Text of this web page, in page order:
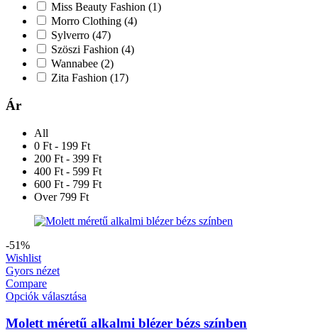
Miss Beauty Fashion (1)
Morro Clothing (4)
Sylverro (47)
Szöszi Fashion (4)
Wannabee (2)
Zita Fashion (17)
Ár
All
0 Ft - 199 Ft
200 Ft - 399 Ft
400 Ft - 599 Ft
600 Ft - 799 Ft
Over 799 Ft
-51%
Wishlist
Gyors nézet
Compare
Opciók választása
Molett méretű alkalmi blézer bézs színben